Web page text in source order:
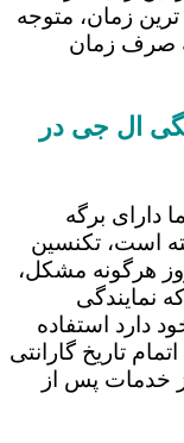
ترین زمان، متوجه
صرف زمان
ال جی در
دارای برگه
است، تکنسین
هرگونه مشکل،
نمایندگی
دارد استفاده
تاریخ گارانتی
خدمات پس از